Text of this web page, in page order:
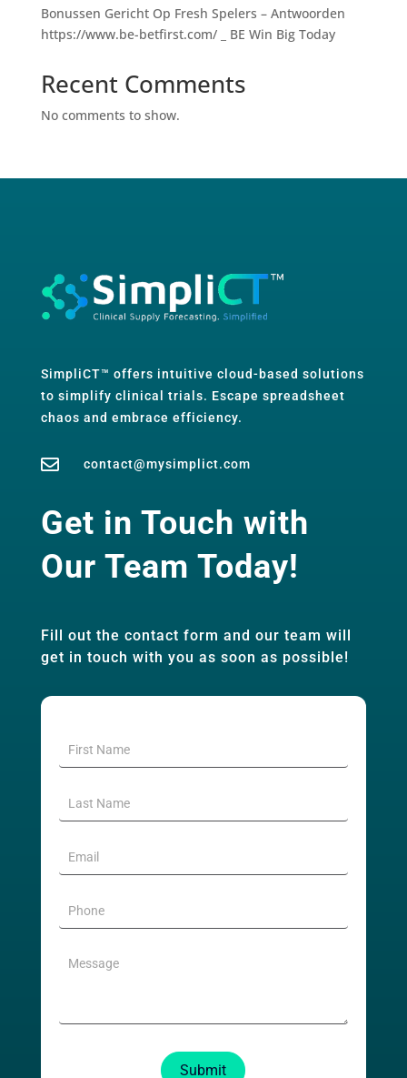
Bonussen Gericht Op Fresh Spelers – Antwoorden
https://www.be-betfirst.com/ _ BE Win Big Today
Recent Comments
No comments to show.
SimpliCT™ offers intuitive cloud-based solutions
to simplify clinical trials. Escape spreadsheet
chaos and embrace efficiency.
 contact@mysimplict.com
Get in Touch with
Our Team Today!
Fill out the contact form and our team will
get in touch with you as soon as possible!
SimpliCT
Contact
Submit